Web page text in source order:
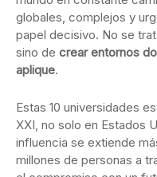
globales, complejos y
papel decisivo. No se
sino de crear entornos
aplique.
Estas 10 universidades
XXI, no solo en Estados
influencia se extiende
millones de personas a